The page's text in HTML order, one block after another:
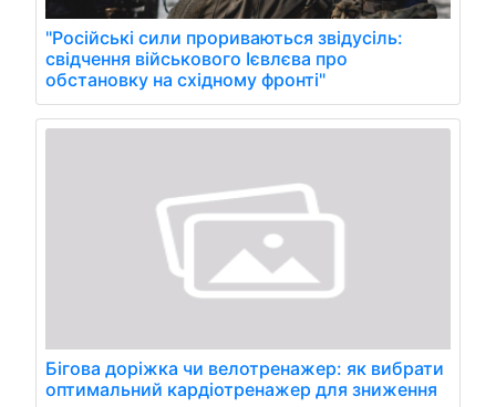
"Російські сили прориваються звідусіль:
свідчення військового Ієвлєва про
обстановку на східному фронті"
Бігова доріжка чи велотренажер: як вибрати
оптимальний кардіотренажер для зниження